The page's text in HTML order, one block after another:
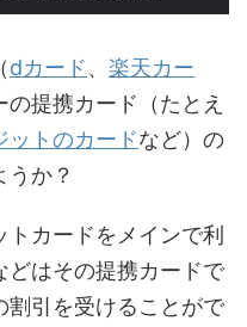
dカード、 楽天カー
提携カード（たとえ
ットのカードなど）の
か？
カードをメインで利
どはその提携カードで
割引を受けることがで